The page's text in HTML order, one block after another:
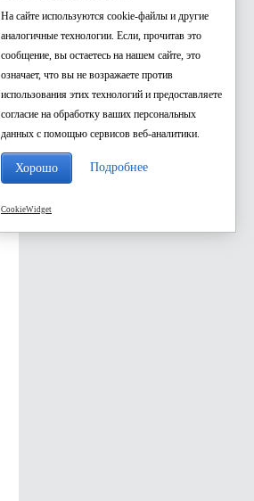
На сайте используются cookie-файлы и другие
аналогичные технологии. Если, прочитав это
сообщение, вы остаетесь на нашем сайте, это
означает, что вы не возражаете против
использования этих технологий и предоставляете
согласие на обработку ваших персональных
данных с помощью сервисов веб-аналитики.
Хорошо Подробнее
CookieWidget